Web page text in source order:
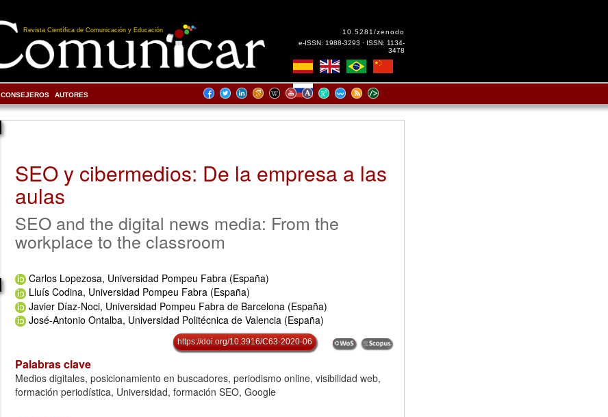
Revista Científica de Comunicación y Educación
10.5281/zenodo
e-ISSN: 1988-3293 · ISSN: 1134-
3478
CONSEJEROS AUTORES
SEO y cibermedios: De la empresa a las
aulas
SEO and the digital news media: From the
workplace to the classroom
Carlos Lopezosa, Universidad Pompeu Fabra (España)
Lluís Codina, Universidad Pompeu Fabra (España)
Javier Díaz-Noci, Universidad Pompeu Fabra de Barcelona (España)
José-Antonio Ontalba, Universidad Politécnica de Valencia (España)
https://doi.org/10.3916/C63-2020-06
Palabras clave
Medios digitales, posicionamiento en buscadores, periodismo online, visibilidad web,
formación periodística, Universidad, formación SEO, Google